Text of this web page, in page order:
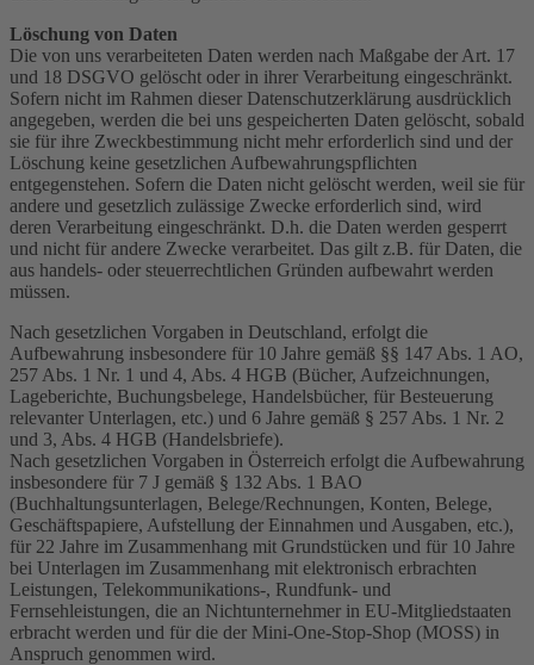
Löschung von Daten
Die von uns verarbeiteten Daten werden nach Maßgabe der Art. 17
und 18 DSGVO gelöscht oder in ihrer Verarbeitung eingeschränkt.
Sofern nicht im Rahmen dieser Datenschutzerklärung ausdrücklich
angegeben, werden die bei uns gespeicherten Daten gelöscht, sobald
sie für ihre Zweckbestimmung nicht mehr erforderlich sind und der
Löschung keine gesetzlichen Aufbewahrungspflichten
entgegenstehen. Sofern die Daten nicht gelöscht werden, weil sie für
andere und gesetzlich zulässige Zwecke erforderlich sind, wird
deren Verarbeitung eingeschränkt. D.h. die Daten werden gesperrt
und nicht für andere Zwecke verarbeitet. Das gilt z.B. für Daten, die
aus handels- oder steuerrechtlichen Gründen aufbewahrt werden
müssen.
Nach gesetzlichen Vorgaben in Deutschland, erfolgt die
Aufbewahrung insbesondere für 10 Jahre gemäß §§ 147 Abs. 1 AO,
257 Abs. 1 Nr. 1 und 4, Abs. 4 HGB (Bücher, Aufzeichnungen,
Lageberichte, Buchungsbelege, Handelsbücher, für Besteuerung
relevanter Unterlagen, etc.) und 6 Jahre gemäß § 257 Abs. 1 Nr. 2
und 3, Abs. 4 HGB (Handelsbriefe).
Nach gesetzlichen Vorgaben in Österreich erfolgt die Aufbewahrung
insbesondere für 7 J gemäß § 132 Abs. 1 BAO
(Buchhaltungsunterlagen, Belege/Rechnungen, Konten, Belege,
Geschäftspapiere, Aufstellung der Einnahmen und Ausgaben, etc.),
für 22 Jahre im Zusammenhang mit Grundstücken und für 10 Jahre
bei Unterlagen im Zusammenhang mit elektronisch erbrachten
Leistungen, Telekommunikations-, Rundfunk- und
Fernsehleistungen, die an Nichtunternehmer in EU-Mitgliedstaaten
erbracht werden und für die der Mini-One-Stop-Shop (MOSS) in
Anspruch genommen wird.